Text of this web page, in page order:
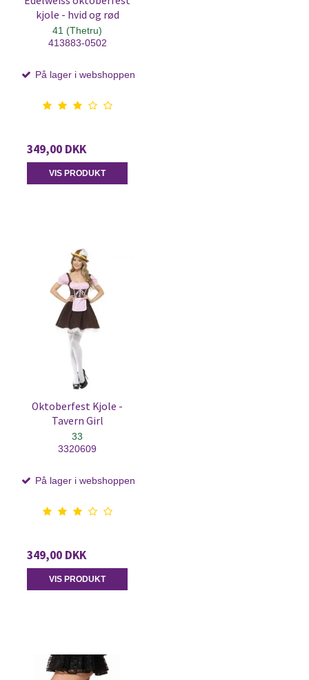
kjole - hvid og rød
41 (Thetru)
413883-0502
På lager i webshoppen
349,00 DKK
VIS PRODUKT
Oktoberfest Kjole -
Tavern Girl
33
3320609
På lager i webshoppen
349,00 DKK
VIS PRODUKT